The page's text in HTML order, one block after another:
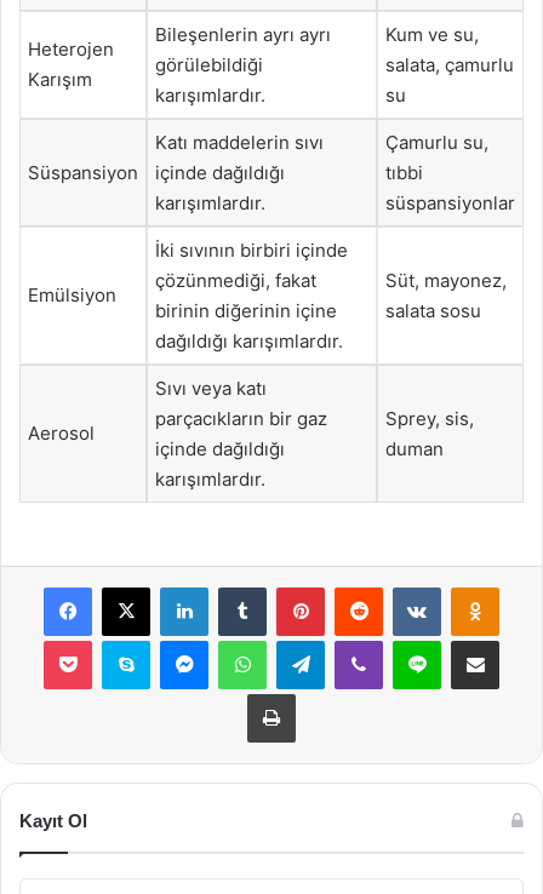
Heterojen
Karışım
Bileşenlerin ayrı ayrı
görülebildiği
karışımlardır.
Kum ve su,
salata, çamurlu
su
Süspansiyon
Katı maddelerin sıvı
içinde dağıldığı
karışımlardır.
Çamurlu su,
tıbbi
süspansiyonlar
Emülsiyon
İki sıvının birbiri içinde
çözünmediği, fakat
birinin diğerinin içine
dağıldığı karışımlardır.
Süt, mayonez,
salata sosu
Aerosol
Sıvı veya katı
parçacıkların bir gaz
içinde dağıldığı
karışımlardır.
Sprey, sis,
duman
Facebook
X LinkedInTumblr PinterestReddit VKontakte
Pocket Skype MessengerWhatsAppTelegramViber Line E-Posta ile
Yazdır
Kayıt Ol